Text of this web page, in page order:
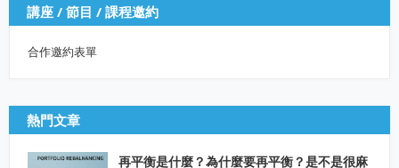
講座 / 節目 / 課程邀約
合作邀約表單
熱門文章
再平衡是什麼？為什麼要再平衡？是不是很麻